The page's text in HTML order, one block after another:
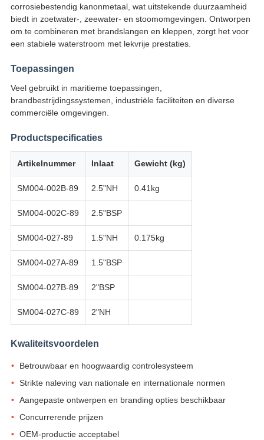
corrosiebestendig kanonmetaal, wat uitstekende duurzaamheid
biedt in zoetwater-, zeewater- en stoomomgevingen. Ontworpen
om te combineren met brandslangen en kleppen, zorgt het voor
een stabiele waterstroom met lekvrije prestaties.
Toepassingen
Veel gebruikt in maritieme toepassingen,
brandbestrijdingssystemen, industriële faciliteiten en diverse
commerciële omgevingen.
Productspecificaties
Artikelnummer Inlaat Gewicht (kg)
SM004-002B-89 2.5"NH 0.41kg
SM004-002C-89 2.5"BSP
SM004-027-89 1.5"NH 0.175kg
SM004-027A-89 1.5"BSP
SM004-027B-89 2"BSP
SM004-027C-89 2"NH
Kwaliteitsvoordelen
Betrouwbaar en hoogwaardig controlesysteem
Strikte naleving van nationale en internationale normen
Aangepaste ontwerpen en branding opties beschikbaar
Concurrerende prijzen
OEM-productie acceptabel